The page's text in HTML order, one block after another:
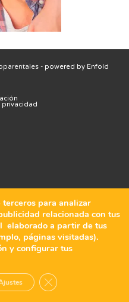
- powered by Enfold
privacidad
para analizar
relacionada con tus
elaborado a partir de tus
páginas visitadas).
y configurar tus
Cerrar el banner de